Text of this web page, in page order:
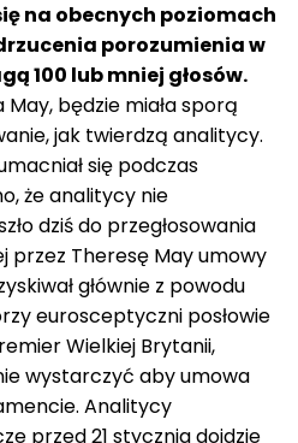
na obecnych poziomach
porozumienia w
100 lub mniej głosów.
będzie miała sporą
jak twierdzą analitycy.
się podczas
że analitycy nie
dziś do przegłosowania
przez Theresę May umowy
głównie z powodu
eurosceptyczni posłowie
Wielkiej Brytanii,
wystarczyć aby umowa
Analitycy
przed 21 stycznia dojdzie